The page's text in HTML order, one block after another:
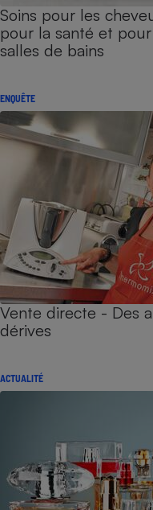
Soins pour les
pour la santé et
salles de bains
ENQUÊTE
Vente directe - Des
dérives
ACTUALITÉ